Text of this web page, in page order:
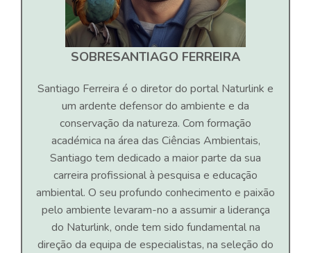
SOBRESANTIAGO FERREIRA
Santiago Ferreira é o diretor do portal Naturlink e
um ardente defensor do ambiente e da
conservação da natureza. Com formação
académica na área das Ciências Ambientais,
Santiago tem dedicado a maior parte da sua
carreira profissional à pesquisa e educação
ambiental. O seu profundo conhecimento e paixão
pelo ambiente levaram-no a assumir a liderança
do Naturlink, onde tem sido fundamental na
direção da equipa de especialistas, na seleção do